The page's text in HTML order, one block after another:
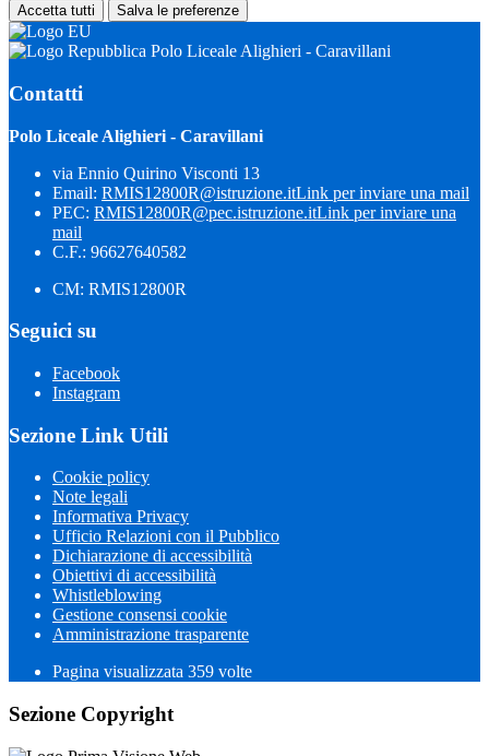
Accetta tutti Salva le preferenze
Polo Liceale Alighieri - Caravillani
Contatti
Polo Liceale Alighieri - Caravillani
via Ennio Quirino Visconti 13
Email: RMIS12800R@istruzione.itLink per inviare una mail
PEC: RMIS12800R@pec.istruzione.itLink per inviare una
mail
C.F.: 96627640582
CM: RMIS12800R
Seguici su
Facebook
Instagram
Sezione Link Utili
Cookie policy
Note legali
Informativa Privacy
Ufficio Relazioni con il Pubblico
Dichiarazione di accessibilità
Obiettivi di accessibilità
Whistleblowing
Gestione consensi cookie
Amministrazione trasparente
Pagina visualizzata 359 volte
Sezione Copyright